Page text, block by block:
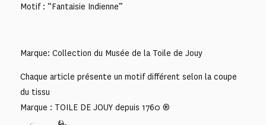
Motif : “Fantaisie Indienne”
Marque: Collection du Musée de la Toile de Jouy
Chaque article présente un motif différent selon la coupe
du tissu
Marque : TOILE DE JOUY depuis 1760 ®